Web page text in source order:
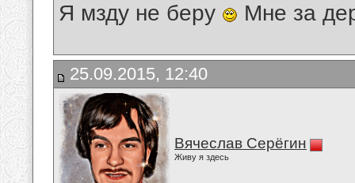
Я мзду не беру Мне за
25.09.2015, 12:40
Вячеслав Серёгин
Живу я здесь